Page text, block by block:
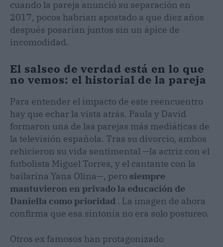
cuando la pareja anunció su separación en
2017, pocos habrían apostado a que diez años
después posarían juntos sin un ápice de
incomodidad.
El salseo de verdad está en lo que
no vemos: el historial de la pareja
Para entender el impacto de este reencuentro
hay que echar la vista atrás. Paula y David
formaron una de las parejas más mediáticas de
la televisión española. Tras su divorcio, ambos
rehicieron su vida sentimental —la actriz con el
futbolista Miguel Torres, y el cantante con la
bailarina Yana Olina—, pero siempre
mantuvieron en privado la educación de
Daniella como prioridad . La imagen de ahora
confirma que esa sintonía no era solo postureo.
Otros ex famosos han protagonizado